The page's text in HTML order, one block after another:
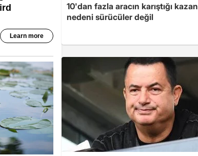
10'dan fazla aracın karıştığı
nedeni sürücüler değil